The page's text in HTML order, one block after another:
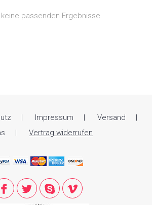
passenden Ergebnisse
Impressum
Versand
Vertrag widerrufen